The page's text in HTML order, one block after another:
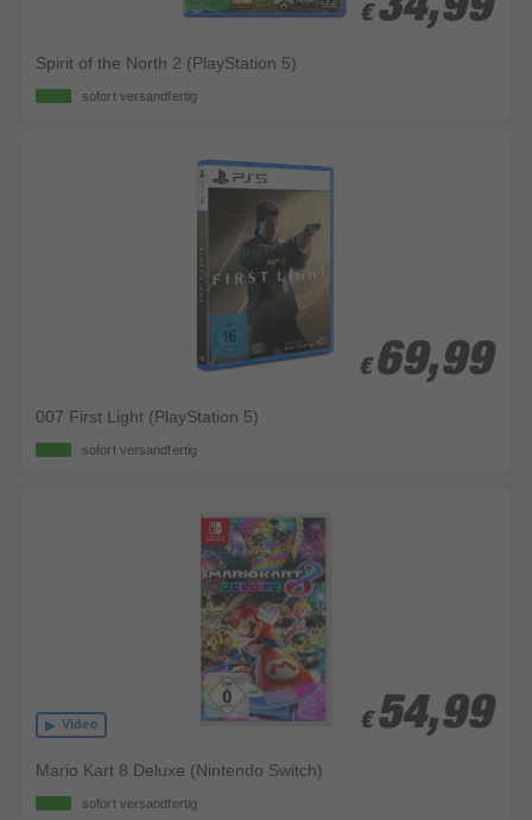
€
€
Spirit of the North 2 (PlayStation 5)
sofort versandfertig
€ 69,99
€ 69,99
007 First Light (PlayStation 5)
sofort versandfertig
Video € 54,99
€ 54,99
Mario Kart 8 Deluxe (Nintendo Switch)
sofort versandfertig